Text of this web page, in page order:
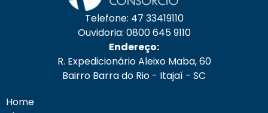
Telefone: 47 33419110
Ouvidoria: 0800 645 9110
Endereço:
R. Expedicionário Aleixo Maba, 60
Bairro Barra do Rio - Itajaí - SC
Home